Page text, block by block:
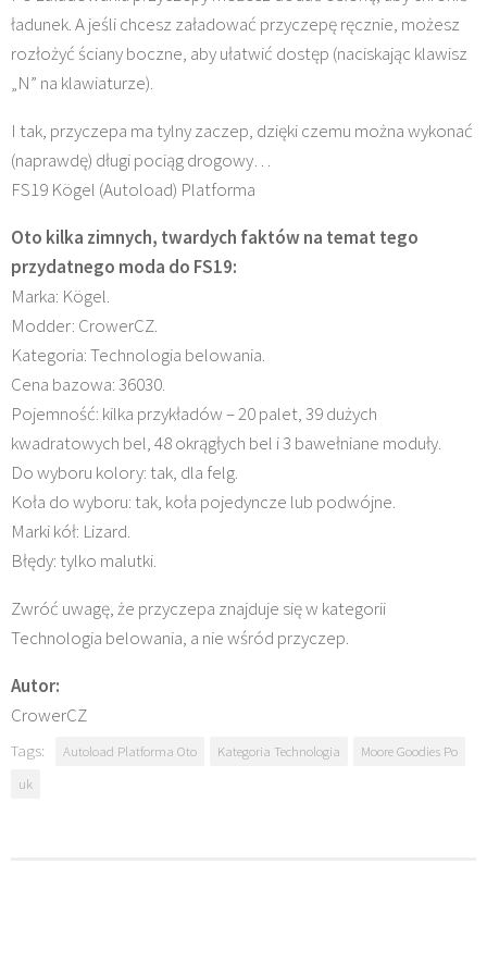
ładunek. A jeśli chcesz załadować przyczepę ręcznie, możesz
rozłożyć ściany boczne, aby ułatwić dostęp (naciskając klawisz
„N” na klawiaturze).
I tak, przyczepa ma tylny zaczep, dzięki czemu można wykonać
(naprawdę) długi pociąg drogowy…
FS19 Kögel (Autoload) Platforma
Oto kilka zimnych, twardych faktów na temat tego
przydatnego moda do FS19:
Marka: Kögel.
Modder: CrowerCZ.
Kategoria: Technologia belowania.
Cena bazowa: 36030.
Pojemność: kilka przykładów – 20 palet, 39 dużych
kwadratowych bel, 48 okrągłych bel i 3 bawełniane moduły.
Do wyboru kolory: tak, dla felg.
Koła do wyboru: tak, koła pojedyncze lub podwójne.
Marki kół: Lizard.
Błędy: tylko malutki.
Zwróć uwagę, że przyczepa znajduje się w kategorii
Technologia belowania, a nie wśród przyczep.
Autor:
CrowerCZ
Tags: Autoload Platforma Oto Kategoria Technologia
Moore Goodies Po
uk